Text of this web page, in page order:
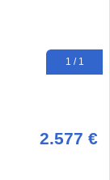
1 / 1
2.577 €